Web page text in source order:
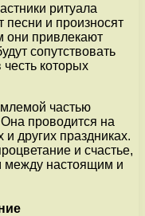
ритуала
песни и произносят
они привлекают
сопутствовать
которых
частью
проводится на
других праздниках.
и счастье,
между настоящим и